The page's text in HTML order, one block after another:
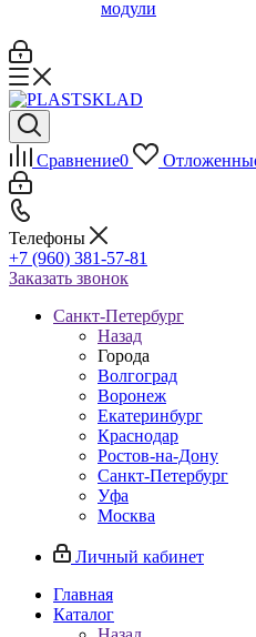
модули
Сравнение0
Телефоны
+7 (960) 381-57-81
Заказать звонок
Санкт-Петербург
Назад
Города
Волгоград
Воронеж
Екатеринбург
Краснодар
Ростов-на-Дону
Санкт-Петербург
Уфа
Москва
Личный кабинет
Главная
Каталог